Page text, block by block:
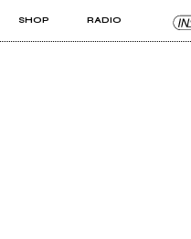
SHOP RADIO